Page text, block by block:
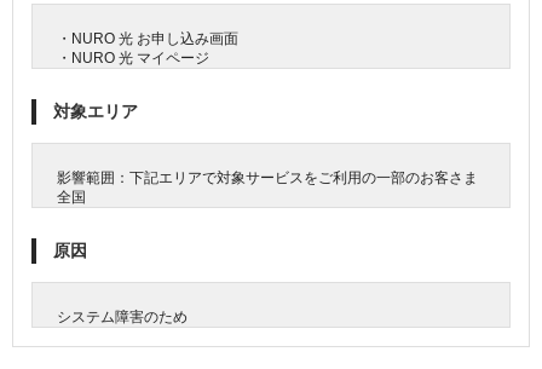
・NURO 光 お申し込み画面
・NURO 光 マイページ
対象エリア
影響範囲：下記エリアで対象サービスをご利用の一部のお客さま
全国
原因
システム障害のため